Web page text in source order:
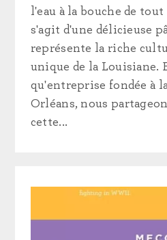
l'eau à la bouche de
s'agit d'une délicieuse
représente la riche
unique de la Louisiane.
qu'entreprise fondée à
Orléans, nous
cette...